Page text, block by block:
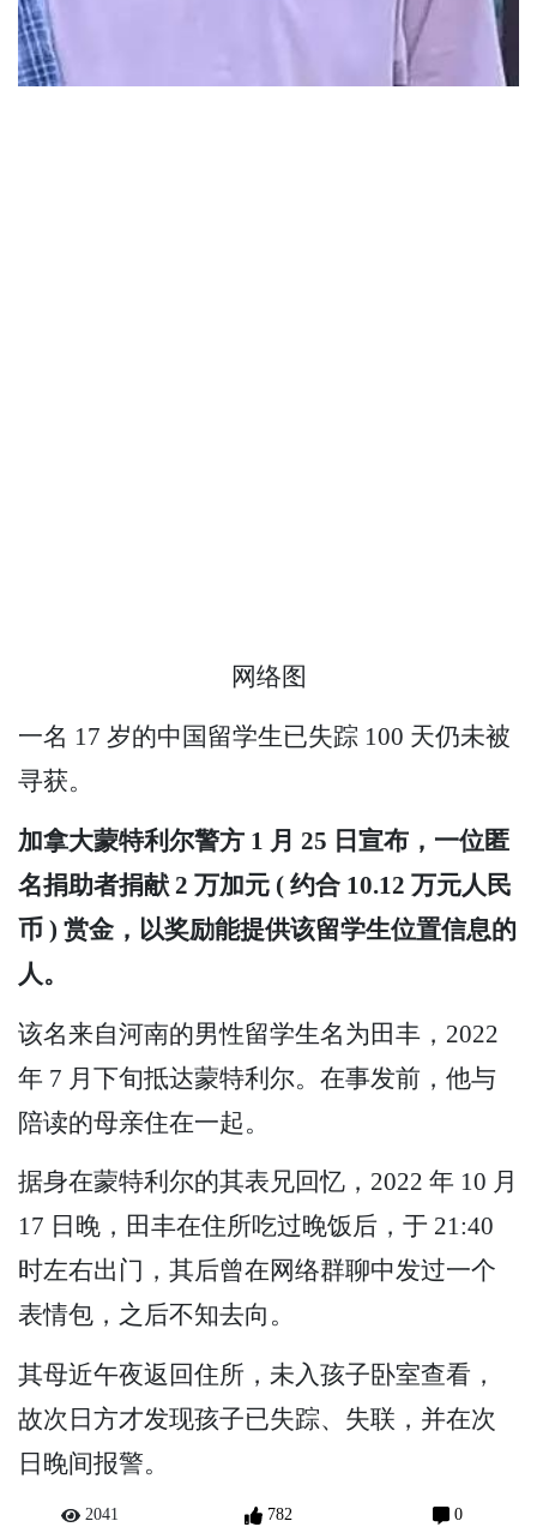
网络图
一名 17 岁的中国留学生已失踪 100 天仍未被
寻获。
加拿大蒙特利尔警方 1 月 25 日宣布，一位匿
名捐助者捐献 2 万加元 ( 约合 10.12 万元人民
币 ) 赏金，以奖励能提供该留学生位置信息的
人。
该名来自河南的男性留学生名为田丰，2022
年 7 月下旬抵达蒙特利尔。在事发前，他与
陪读的母亲住在一起。
据身在蒙特利尔的其表兄回忆，2022 年 10 月
17 日晚，田丰在住所吃过晚饭后，于 21:40
时左右出门，其后曾在网络群聊中发过一个
表情包，之后不知去向。
其母近午夜返回住所，未入孩子卧室查看，
故次日方才发现孩子已失踪、失联，并在次
日晚间报警。
2041 782 0